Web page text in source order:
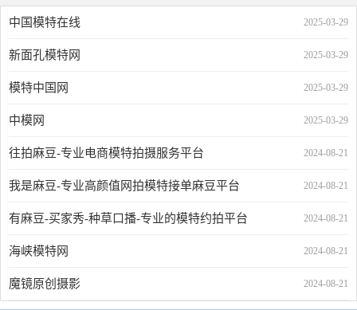
2025-03-29
中国模特在线
2025-03-29
新面孔模特网
2025-03-29
模特中国网
2025-03-29
中模网
2024-08-21
往拍麻豆-专业电商模特拍摄服务平台
2024-08-21
我是麻豆-专业高颜值网拍模特接单麻豆平台
2024-08-21
有麻豆-买家秀-种草口播-专业的模特约拍平台
2024-08-21
海峡模特网
2024-08-21
魔镜原创摄影